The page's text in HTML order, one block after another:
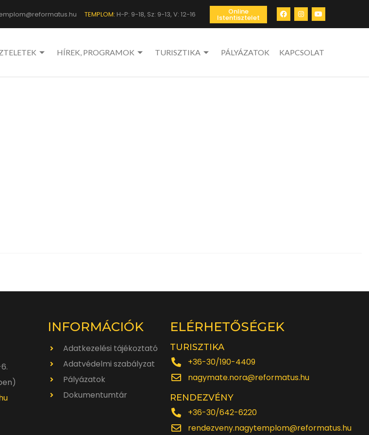
TEMPLOM: H-P: 9-18, Sz: 9-13, V: 12-16 Online
Istentisztelet
HÍREK, PROGRAMOK TURISZTIKA PÁLYÁZATOK KAPCSOLAT
INFORMÁCIÓK
Adatkezelési tájékoztató
Adatvédelmi szabályzat
Pályázatok
Dokumentumtár
ELÉRHETŐSÉGEK
TURISZTIKA
+36-30/190-4409
nagymate.nora@reformatus.hu
RENDEZVÉNY
+36-30/642-6220
rendezveny.nagytemplom@reformatus.hu